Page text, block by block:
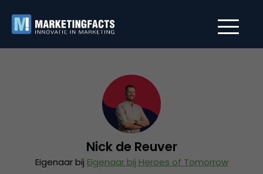
Nick de Reuver
Eigenaar bij Eigenaar bij Heroes of Tomorrow